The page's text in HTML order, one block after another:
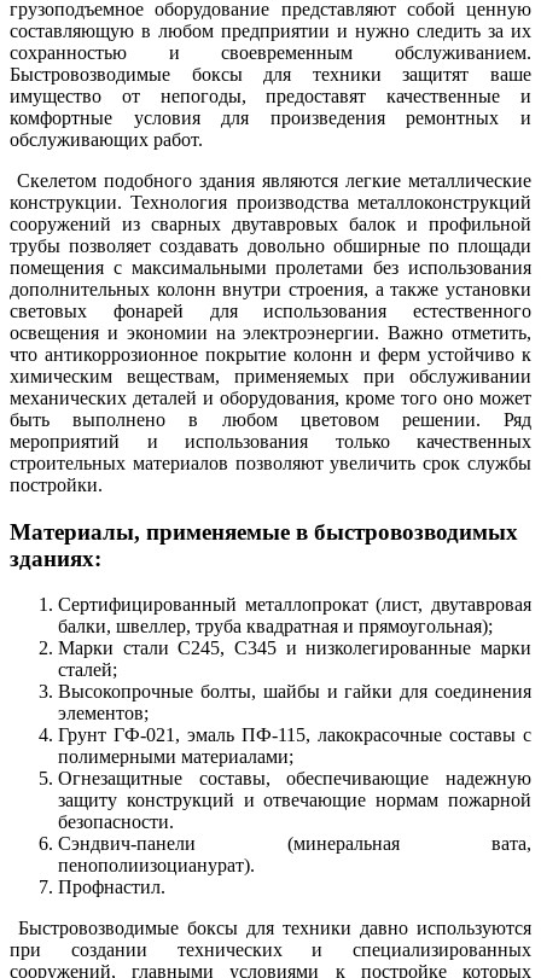
грузоподъемное оборудование представляют собой ценную
составляющую в любом предприятии и нужно следить за их
сохранностью и своевременным обслуживанием.
Быстровозводимые боксы для техники защитят ваше
имущество от непогоды, предоставят качественные и
комфортные условия для произведения ремонтных и
обслуживающих работ.
Скелетом подобного здания являются легкие металлические
конструкции. Технология производства металлоконструкций
сооружений из сварных двутавровых балок и профильной
трубы позволяет создавать довольно обширные по площади
помещения с максимальными пролетами без использования
дополнительных колонн внутри строения, а также установки
световых фонарей для использования естественного
освещения и экономии на электроэнергии. Важно отметить,
что антикоррозионное покрытие колонн и ферм устойчиво к
химическим веществам, применяемых при обслуживании
механических деталей и оборудования, кроме того оно может
быть выполнено в любом цветовом решении. Ряд
мероприятий и использования только качественных
строительных материалов позволяют увеличить срок службы
постройки.
Материалы, применяемые в быстровозводимых
зданиях:
Сертифицированный металлопрокат (лист, двутавровая
балки, швеллер, труба квадратная и прямоугольная);
Марки стали С245, С345 и низколегированные марки
сталей;
Высокопрочные болты, шайбы и гайки для соединения
элементов;
Грунт ГФ-021, эмаль ПФ-115, лакокрасочные составы с
полимерными материалами;
Огнезащитные составы, обеспечивающие надежную
защиту конструкций и отвечающие нормам пожарной
безопасности.
Сэндвич-панели (минеральная вата,
пенополиизоцианурат).
Профнастил.
Быстровозводимые боксы для техники давно используются
при создании технических и специализированных
сооружений, главными условиями к постройке которых